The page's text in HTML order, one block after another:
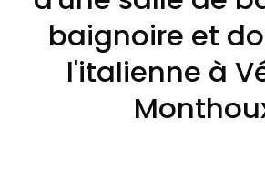
baignoire et
l'italienne à